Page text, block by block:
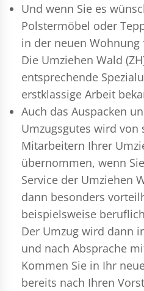
Und wenn Sie es
Polstermöbel oder
in der neuen
Die Umziehen Wald
entsprechende
erstklassige Arbeit
Auch das Auspacken
Umzugsgutes wird von
Mitarbeitern Ihrer
übernommen, wenn
Service der Umziehen
dann besonders
beispielsweise
Der Umzug wird dann
und nach Absprache
Kommen Sie in Ihr
bereits nach Ihren